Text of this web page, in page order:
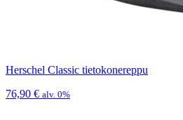
Herschel Classic tietokonereppu
76,90 € alv. 0%